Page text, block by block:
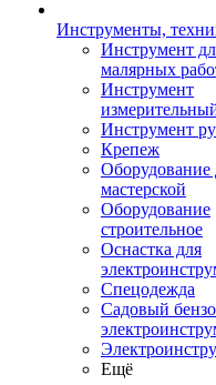
Инструменты,
Инструмент
малярных
Инструмент
Инструмент
Крепеж
Оборудование
мастерской
Оборудование
строительное
Оснастка для
Спецодежда
Садовый
Ещё